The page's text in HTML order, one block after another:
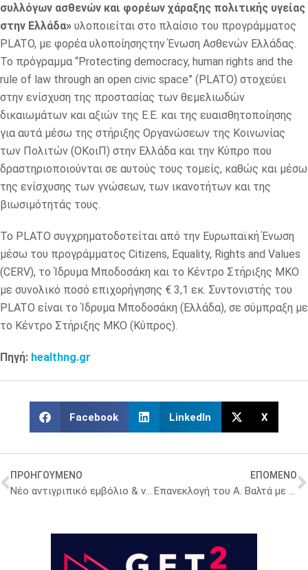
συλλόγων ασθενών και φορέων χάραξης πολιτικής υγείας
στην Ελλάδα» υλοποιείται στο πλαίσιο του προγράμματος
PLATO, με φορέα υλοποίησηςτην Ένωση Ασθενών Ελλάδας.
Το πρόγραμμα “Protecting democracy, human rights and the
rule of law through an open civic space” (PLATO) στοχεύει
στην ενίσχυση της προστασίας των θεμελιωδών
δικαιωμάτων και αξιών της Ε.Ε. και της ευαισθητοποίησης
για αυτά μέσω της στήριξης Οργανώσεων της Κοινωνίας
των Πολιτών (ΟΚοιΠ) στην Ελλάδα και την Κύπρο που
δραστηριοποιούνται σε αυτούς τους τομείς, καθώς και μέσω
της ενίσχυσης των γνώσεων, των ικανοτήτων και της
βιωσιμότητάς τους.
Το PLATO συγχρηματοδοτείται από την Ευρωπαϊκή Ένωση
μέσω του προγράμματος Citizens, Equality, Rights and Values
(CERV), το Ίδρυμα Μποδοσάκη και το Κέντρο Στήριξης ΜΚΟ
με συνολικό ποσό επιχορήγησης € 3,1 εκ. Συντονιστής του
PLATO είναι το Ίδρυμα Μποδοσάκη (Ελλάδα), σε σύμπραξη με
το Κέντρο Στήριξης ΜΚΟ (Κύπρος).
Πηγή: healthng.gr
Facebook LinkedIn X
ΠΡΟΗΓΟΥΜΕΝΟ
Νέο αντιγριπικό εμβόλιο & νέα ινσουλίνη συνιστά ο ΕΜΑ
ΕΠΟΜΕΝΟ
Επανεκλογή του Α. Βαλτά με 58,43% στον ΠΦΣ